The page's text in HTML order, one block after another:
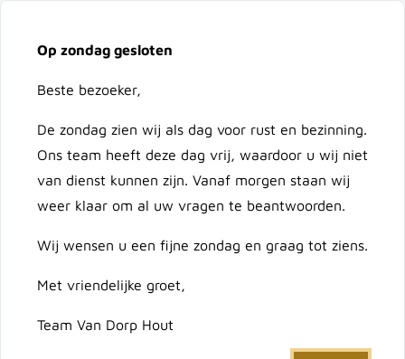
Op zondag gesloten
Beste bezoeker,
De zondag zien wij als dag voor rust en bezinning.
Ons team heeft deze dag vrij, waardoor u wij niet
van dienst kunnen zijn. Vanaf morgen staan wij
weer klaar om al uw vragen te beantwoorden.
Wij wensen u een fijne zondag en graag tot ziens.
Met vriendelijke groet,
Team Van Dorp Hout
Ga naar de inhoud
Doorzoek de hele winkel
Bangkirai funderingsbalk 45x90x3000 tbv blokhut
Bangkirai funderingsbalk
45x90x3000 tbv blokhut